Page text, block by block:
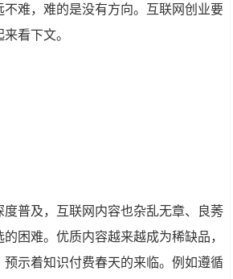
难，难的是没有方向。互联网创业要
看下文。
度普及，互联网内容也杂乱无章、良莠
困难。优质内容越来越成为稀缺品，
示着知识付费春天的来临。例如遵循